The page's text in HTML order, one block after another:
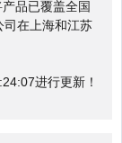
品已覆盖全国
司在上海和江苏
进行更新！